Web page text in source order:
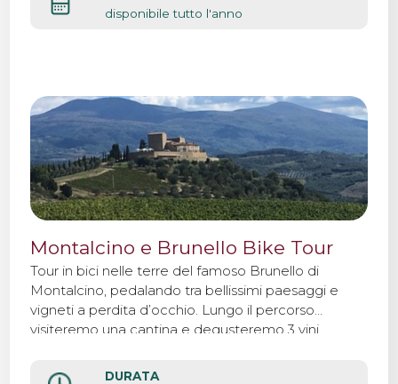
disponibile tutto l'anno
Montalcino e Brunello Bike Tour
Tour in bici nelle terre del famoso Brunello di
Montalcino, pedalando tra bellissimi paesaggi e
vigneti a perdita d’occhio. Lungo il percorso
visiteremo una cantina e degusteremo 3 vini.
DURATA